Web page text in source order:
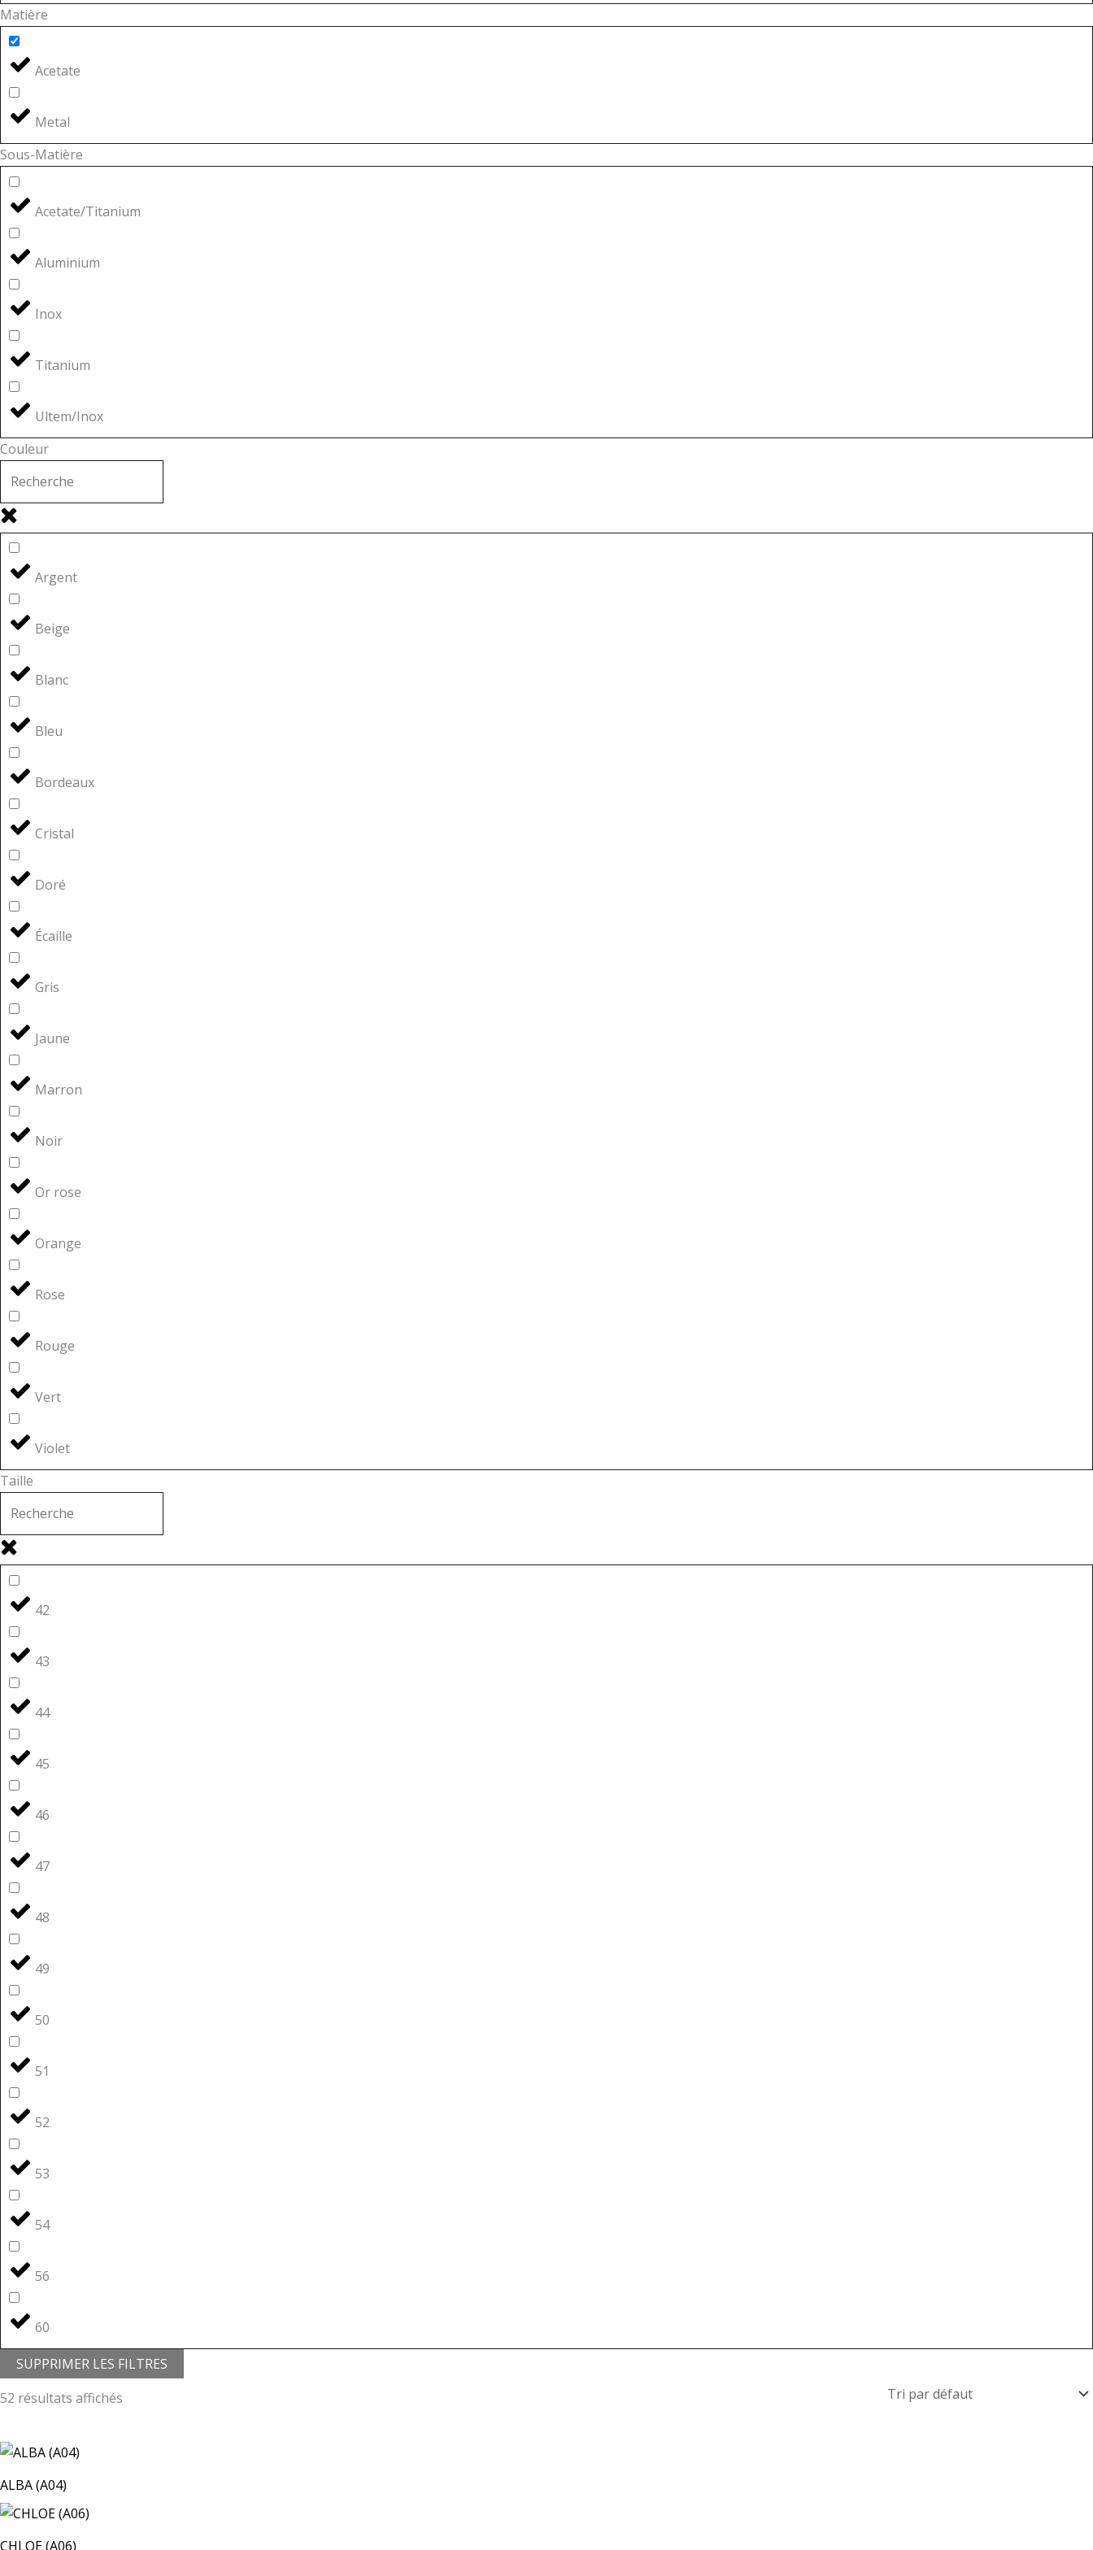
Matière
Acetate
Metal
Sous-Matière
Acetate/Titanium
Aluminium
Inox
Titanium
Ultem/Inox
Couleur
Argent
Beige
Blanc
Bleu
Bordeaux
Cristal
Doré
Écaille
Gris
Jaune
Marron
Noir
Or rose
Orange
Rose
Rouge
Vert
Violet
Taille
42
43
44
45
46
47
48
49
50
51
52
53
54
56
60
SUPPRIMER LES FILTRES
52 résultats affichés
ALBA (A04)
CHLOE (A06)